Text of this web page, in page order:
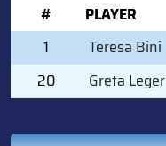
#
PLAYER
1
Teresa Bini
20
Greta Leger